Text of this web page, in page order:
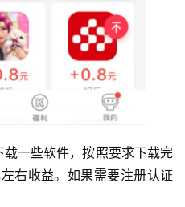
一些软件，按照要求下载完
右收益。如果需要注册认证